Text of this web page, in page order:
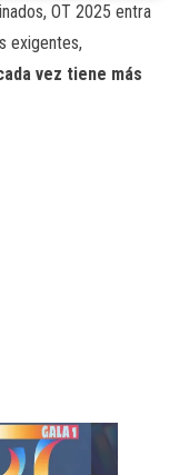
OT 2025 entra
exigentes,
vez tiene más